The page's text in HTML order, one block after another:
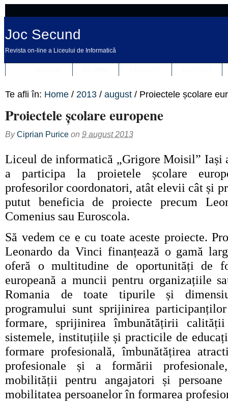
Joc Secund
Revista on-line a Liceului de Informatică
Te afli în: Home / 2013 / august / Proiectele școlare
Proiectele școlare europene
ByCiprian Purice on 9 august 2013
Liceul de informatică „Grigore Moisil” Iași
a participa la proietele școlare
profesorilor coordonatori, atât elevii cât și
putut beneficia de proiecte precum
Comenius sau Euroscola.
Să vedem ce e cu toate aceste proiecte.
Leonardo da Vincifinanțează o gamă
oferă o multitudine de oportunități de
europeană a muncii pentru organizațiile
Romania de toate tipurile și
programului sunt sprijinirea
formare, sprijinirea îmbunătățirii
sistemele, instituțiile și practicile de
formare profesională, îmbunătățirea
profesionale și a formării
mobilității pentru angajatori și
mobilitatea persoanelor în formarea